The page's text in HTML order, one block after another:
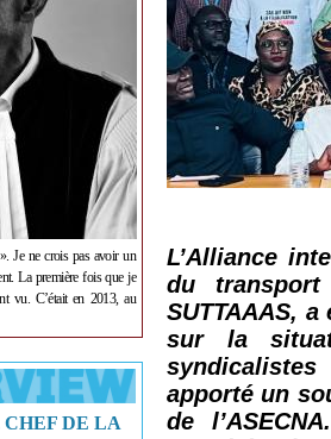
Je ne crois pas avoir un
La première fois que je
vu. C’était en 2013, au
DE LA
L’Alliance
du
SUTTAAAS,
sur la
apporté un
de